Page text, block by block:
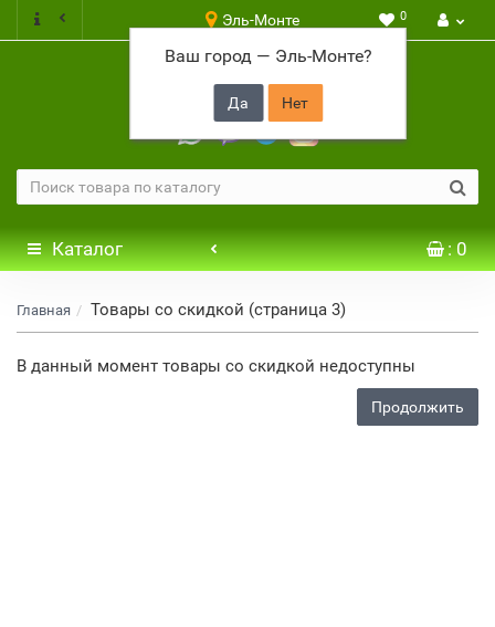
Эль-Монте
Ваш город — Эль-Монте?
0
+7 917 646 65 48
Каталог : 0
Главная Товары со скидкой (страница 3)
В данный момент товары со скидкой недоступны
Продолжить